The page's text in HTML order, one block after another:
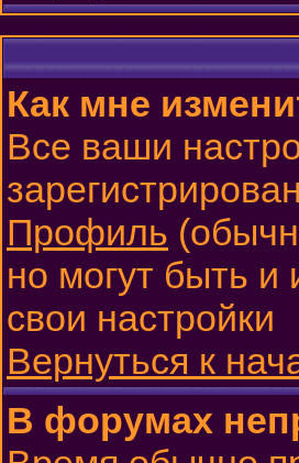
Как мне
Все ваши
Профиль
но могут быть
свои настройки
Вернуться к
В форумах